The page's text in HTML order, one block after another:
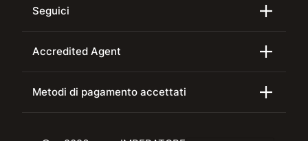
Seguici
Accredited Agent
Metodi di pagamento accettati